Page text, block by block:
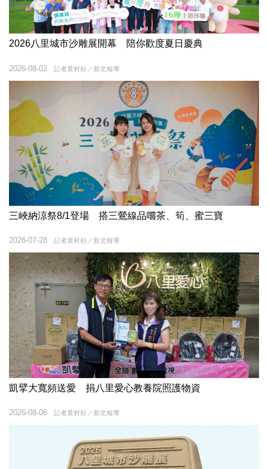
2026八里城市沙雕展開幕 陪你歡度夏日慶典
記者黃村杉／新北報導
2026-08-02
三峽納涼祭8/1登場 搭三鶯線品嚐茶、筍、蜜三寶
記者黃村杉／新北報導
2026-07-28
凱擘大寬頻送愛 捐八里愛心教養院照護物資
記者黃村杉／新北報導
2026-08-06